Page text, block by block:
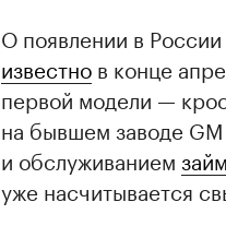
О появлении в
известно в конце
первой модели —
на бывшем заводе
и обслуживанием
уже насчитывается